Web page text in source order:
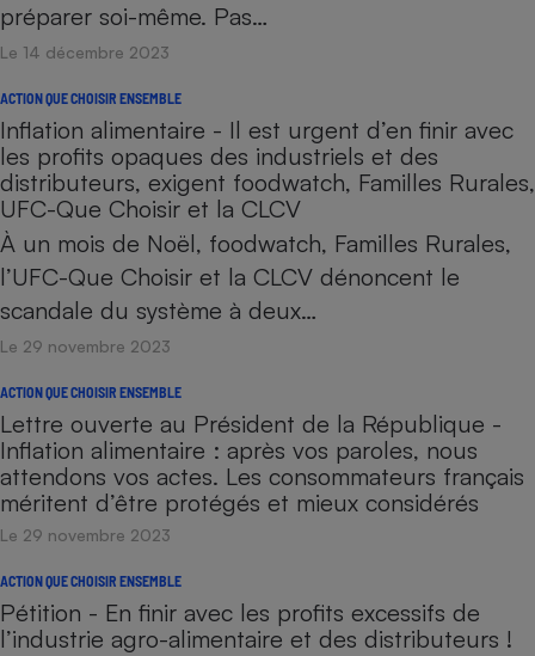
préparer soi-même. Pas…
Le 14 décembre 2023
ACTION QUE CHOISIR ENSEMBLE
Inflation alimentaire - Il est urgent d’en finir avec
les profits opaques des industriels et des
distributeurs, exigent foodwatch, Familles Rurales,
UFC-Que Choisir et la CLCV
À un mois de Noël, foodwatch, Familles Rurales,
l’UFC-Que Choisir et la CLCV dénoncent le
scandale du système à deux…
Le 29 novembre 2023
ACTION QUE CHOISIR ENSEMBLE
Lettre ouverte au Président de la République -
Inflation alimentaire : après vos paroles, nous
attendons vos actes. Les consommateurs français
méritent d’être protégés et mieux considérés
Le 29 novembre 2023
ACTION QUE CHOISIR ENSEMBLE
Pétition - En finir avec les profits excessifs de
l’industrie agro-alimentaire et des distributeurs !